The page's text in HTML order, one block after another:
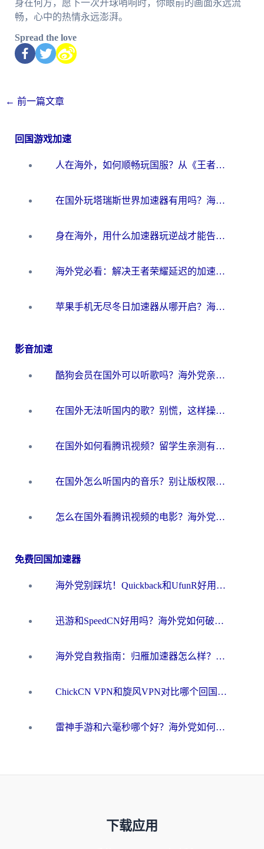
身在何方，愿下一次开球哨响时，你眼前的画面永远流
畅，心中的热情永远澎湃。
Spread the love
← 前一篇文章
回国游戏加速
人在海外，如何顺畅玩国服？从《王者荣耀》到《云图计划》的加速器终极指南
在国外玩塔瑞斯世界加速器有用吗？海外玩家亲测后的真实答案
身在海外，用什么加速器玩逆战才能告别延迟？
海外党必看：解决王者荣耀延迟的加速器终极指南——从EVE到猫和老鼠，一个工具全搞定
苹果手机无尽冬日加速器从哪开启？海外玩家的冬日生存指南
影音加速
酷狗会员在国外可以听歌吗？海外党亲测有效：3步解决音乐权限难题
在国外无法听国内的歌？别慌，这样操作就能畅听QQ音乐（附亲测加速器推荐）
在国外如何看腾讯视频？留学生亲测有效的回国加速方案
在国外怎么听国内的音乐？别让版权限制断了你的华语歌单
怎么在国外看腾讯视频的电影？海外党亲测有效的回国加速指南
免费回国加速器
海外党别踩坑！Quickback和UfunR好用吗？选对回国加速器才能无缝刷国内资源
迅游和SpeedCN好用吗？海外党如何破解那道看不见的墙
海外党自救指南：归雁加速器怎么样？教你避开坑实现国内资源无缝访问
ChickCN VPN和旋风VPN对比哪个回国效果更好？海外用户的选择困境与出路
雷神手游和六毫秒哪个好？海外党如何真正解锁国内资源
下载应用